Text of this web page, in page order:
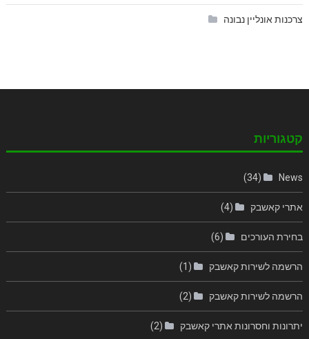
צרכנות אונליין נבונה
קטגוריות
News
(34)
אתרי קאשבק (4)
בחירת העורכים (6)
הרשמה לשירות קאשבק (1)
הרשמה לשירות קאשבק (2)
יתרונות וחסרונות אתרי קאשבק (2)